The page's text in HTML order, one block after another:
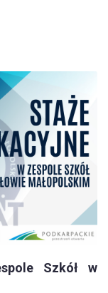
Szkół w